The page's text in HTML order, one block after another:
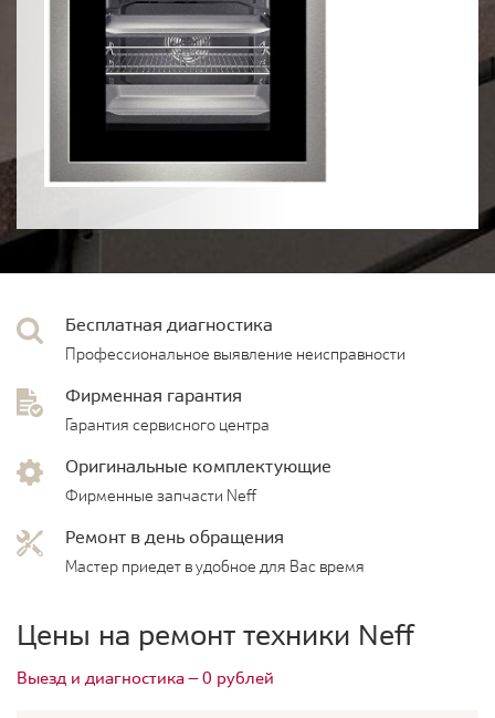
Бесплатная диагностика
Профессиональное выявление неисправности
Фирменная гарантия
Гарантия сервисного центра
Оригинальные комплектующие
Фирменные запчасти Neff
Ремонт в день обращения
Мастер приедет в удобное для Вас время
Цены на ремонт техники Neff
Выезд и диагностика — 0 рублей